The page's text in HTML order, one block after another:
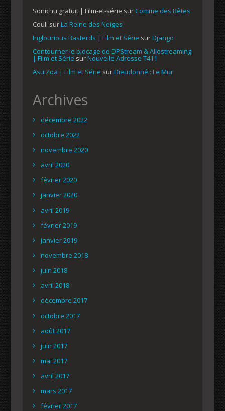
Sonichu gratuit | Film-et-série sur Comme des Bêtes
Couli surLa Reine des Neiges
Inglourious Basterds | Film et Série surDjango
Contourner le blocage de DPStream & Allostreaming
| Film et Série surNouvelle Adresse T411
Asu Zoa | Film et Série surDieudonné : Le Mur
Archives
décembre 2022
octobre 2022
novembre 2020
avril 2020
février 2020
janvier 2020
avril 2019
février 2019
janvier 2019
novembre 2018
juin 2018
avril 2018
décembre 2017
octobre 2017
août 2017
juin 2017
mai 2017
avril 2017
mars 2017
février 2017